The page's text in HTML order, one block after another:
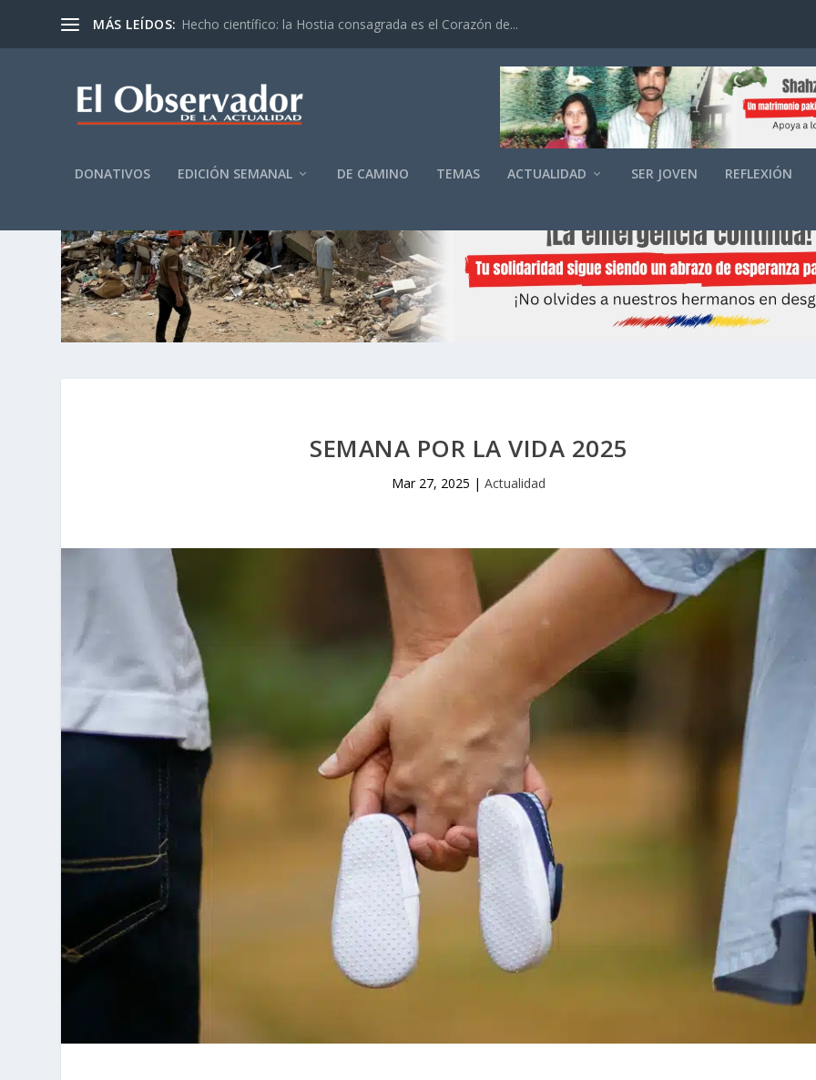
MÁS LEÍDOS: Hecho científico: la Hostia consagrada es el Corazón de...
DONATIVOS EDICIÓN SEMANAL DE CAMINO TEMAS ACTUALIDAD SER JOVEN REFLEXIÓN
SEMANA POR LA VIDA 2025
Mar 27, 2025 |Actualidad